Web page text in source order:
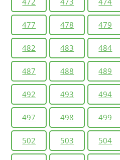
477 478 479
482 483 484
487 488 489
492 493 494
497 498 499
502 503 504